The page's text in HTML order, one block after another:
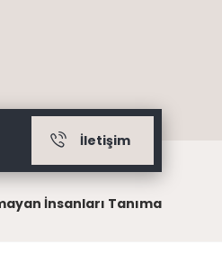
İletişim
İnsanları Tanıma